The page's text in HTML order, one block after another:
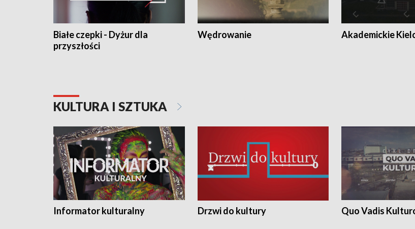
Białe czepki - Dyżur dla
przyszłości
Wędrowanie Akademickie
KULTURA I SZTUKA
Informator kulturalny Drzwi do kultury Quo Vadis